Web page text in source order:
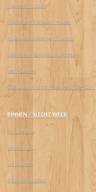
Piemels Pimpen
Workshop Sieraden Maken
Hollandse Klompen Pimpen
Workshop Tarotkaart Leggen
Verf Gooien
Cocktailworkshop "Sex And The City"
BINNEN / SLECHT WEER
Escape Box
Workshops
VR Games
Robinson Indoor